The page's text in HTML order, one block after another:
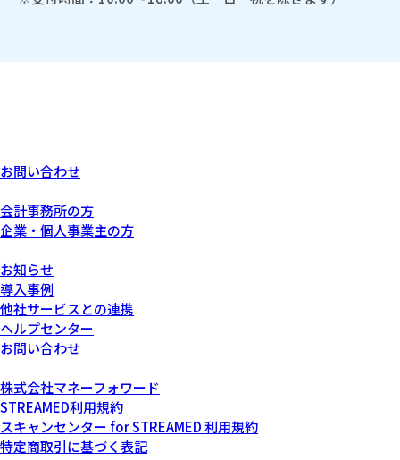
お問い合わせ
会計事務所の方
企業・個人事業主の方
お知らせ
導入事例
他社サービスとの連携
ヘルプセンター
お問い合わせ
株式会社マネーフォワード
STREAMED利用規約
スキャンセンター for STREAMED 利用規約
特定商取引に基づく表記